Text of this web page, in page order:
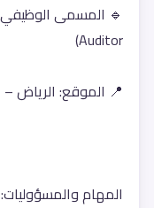
Auditor)
📍 الموقع: الرياض –
المهام والمسؤوليات: